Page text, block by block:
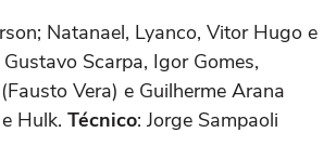
Natanael, Lyanco, Vitor Hugo e
Scarpa, Igor Gomes,
Vera) e Guilherme Arana
Hulk. Técnico: Jorge Sampaoli